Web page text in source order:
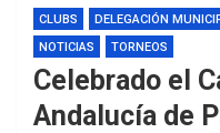
CLUBS DELEGACIÓN
NOTICIAS
TORNEOS
Celebrado el
Andalucía de